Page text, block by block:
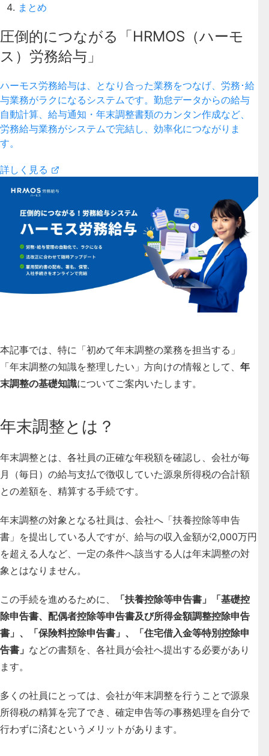
まとめ
圧倒的につながる「HRMOS（ハーモ
ス）労務給与」
ハーモス労務給与は、となり合った業務をつなげ、労務･給
与業務がラクになるシステムです。勤怠データからの給与
自動計算、給与通知・年末調整書類のカンタン作成など、
労務給与業務がシステムで完結し、効率化につながりま
す。
詳しく見る
本記事では、 特に「初めて年末調整の業務を担当する」
「年末調整の知識を整理したい」方向けの情報として、 年
末調整の基礎知識についてご案内いたします。
年末調整とは？
年末調整とは、 各社員の正確な年税額を確認し、会社が毎
月（毎日）の給与支払で徴収していた源泉所得税の合計額
との差額を、精算する手続です。
年末調整の対象となる社員は、会社へ「扶養控除等申告
書」を提出している人ですが、給与の収入金額が2,000万円
を超える人など、一定の条件へ該当する人は年末調整の対
象とはなりません。
この手続を進めるために、
「扶養控除等申告書」「基礎控
除申告書、配偶者控除等申告書及び所得金額調整控除申告
書」、「保険料控除申告書」、「住宅借入金等特別控除申
告書」 などの書類を、各社員が会社へ提出する必要があり
ます。
多くの社員にとっては、会社が年末調整を行うことで源泉
所得税の精算を完了でき、確定申告等の事務処理を自分で
行わずに済むというメリットがあります。